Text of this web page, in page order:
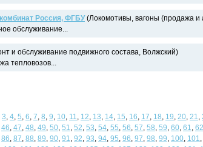
Россия, ФГБУ(Локомотивы, вагоны (продажа и
обслуживание...
и обслуживание подвижного состава, Волжский)
тепловозов...
3, 4, 5, 6, 7, 8, 9, 10, 11, 12, 13, 14, 15, 16, 17, 18, 19, 20, 21,
46, 47, 48, 49, 50, 51, 52, 53, 54, 55, 56, 57, 58, 59, 60, 61, 62
86, 87, 88, 89, 90, 91, 92, 93, 94, 95, 96, 97, 98, 99, 100, 101,